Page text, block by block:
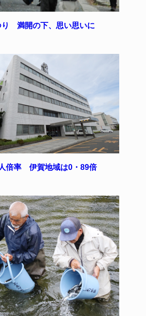
り 満開の下、思い思いに
倍率 伊賀地域は0・89倍